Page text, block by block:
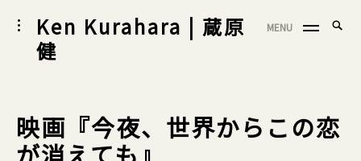
Skip
to
content
Ken Kurahara | 蔵原
健
toggle
open/close
sidebar
MENU
映画『今夜、世界からこの恋
が消えても』